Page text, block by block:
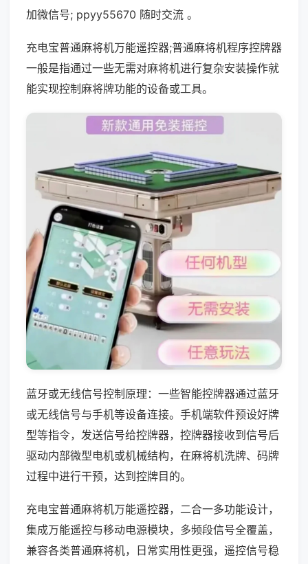
加微信号; ppyy55670 随时交流 。
充电宝普通麻将机万能遥控器;普通麻将机程序控牌器
一般是指通过一些无需对麻将机进行复杂安装操作就
能实现控制麻将牌功能的设备或工具。
蓝牙或无线信号控制原理：一些智能控牌器通过蓝牙
或无线信号与手机等设备连接。手机端软件预设好牌
型等指令，发送信号给控牌器，控牌器接收到信号后
驱动内部微型电机或机械结构，在麻将机洗牌、码牌
过程中进行干预，达到控牌目的。
充电宝普通麻将机万能遥控器，二合一多功能设计，
集成万能遥控与移动电源模块，多频段信号全覆盖，
兼容各类普通麻将机，日常实用性更强，遥控信号稳